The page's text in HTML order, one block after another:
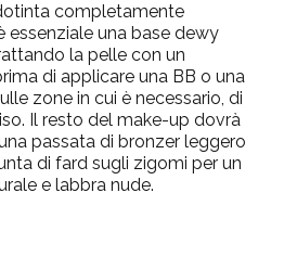
completamente
essenziale una base dewy
la pelle con un
di applicare una BB o una
zone in cui è necessario, di
Il resto del make-up dovrà
passata di bronzer leggero
di fard sugli zigomi per un
e labbra nude.